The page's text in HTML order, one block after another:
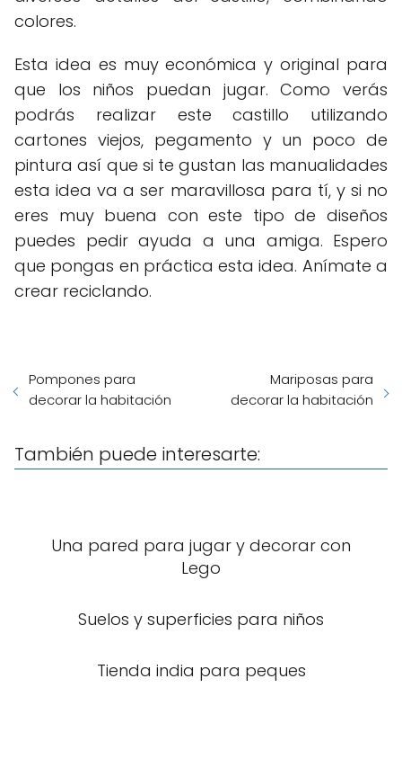
colores.
Esta idea es muy económica y original para
que los niños puedan jugar. Como verás
podrás realizar este castillo utilizando
cartones viejos, pegamento y un poco de
pintura así que si te gustan las manualidades
esta idea va a ser maravillosa para tí, y si no
eres muy buena con este tipo de diseños
puedes pedir ayuda a una amiga. Espero
que pongas en práctica esta idea. Anímate a
crear reciclando.
Pompones para
decorar la habitación
Mariposas para
decorar la habitación
También puede interesarte:
Una pared para jugar y decorar con
Lego
Suelos y superficies para niños
Tienda india para peques